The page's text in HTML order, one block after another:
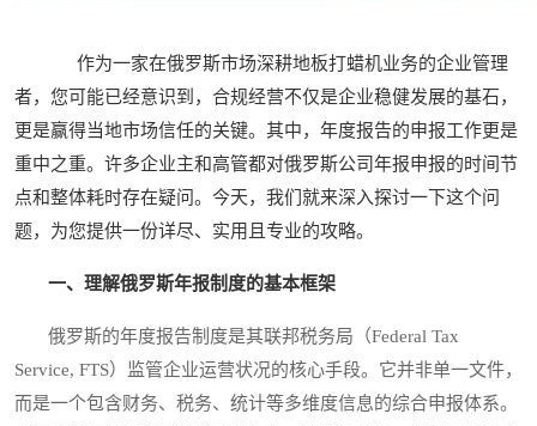
作为一家在俄罗斯市场深耕地板打蜡机业务的企业管理
者，您可能已经意识到，合规经营不仅是企业稳健发展的基石，
更是赢得当地市场信任的关键。其中，年度报告的申报工作更是
重中之重。许多企业主和高管都对俄罗斯公司年报申报的时间节
点和整体耗时存在疑问。今天，我们就来深入探讨一下这个问
题，为您提供一份详尽、实用且专业的攻略。
一、理解俄罗斯年报制度的基本框架
俄罗斯的年度报告制度是其联邦税务局（Federal Tax
Service, FTS）监管企业运营状况的核心手段。它并非单一文件，
而是一个包含财务、税务、统计等多维度信息的综合申报体系。